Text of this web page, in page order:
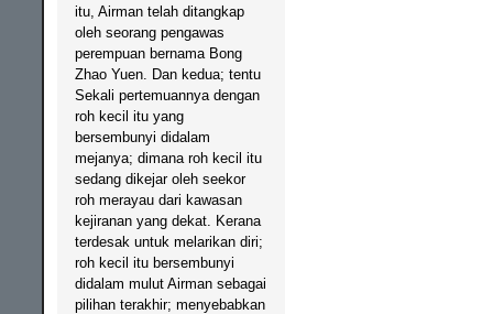
itu, Airman telah ditangkap
oleh seorang pengawas
perempuan bernama Bong
Zhao Yuen. Dan kedua; tentu
Sekali pertemuannya dengan
roh kecil itu yang
bersembunyi didalam
mejanya; dimana roh kecil itu
sedang dikejar oleh seekor
roh merayau dari kawasan
kejiranan yang dekat. Kerana
terdesak untuk melarikan diri;
roh kecil itu bersembunyi
didalam mulut Airman sebagai
pilihan terakhir; menyebabkan